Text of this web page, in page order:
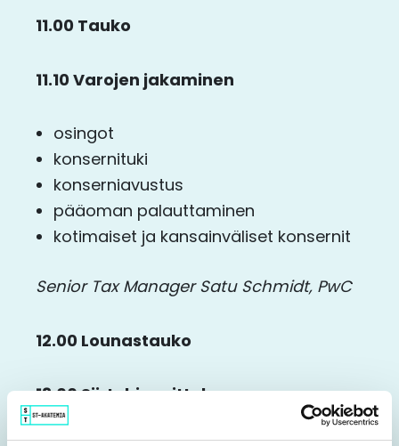
11.00 Tauko
11.10 Varojen jakaminen
osingot
konsernituki
konserniavustus
pääoman palauttaminen
kotimaiset ja kansainväliset konsernit
Senior Tax Manager Satu Schmidt, PwC
12.00 Lounastauko
13.00Siirtohinnoittelu